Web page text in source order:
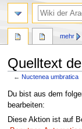
Quelltext
←Nuctenea umbratica
Zur
Navigation
springen
Zur
Suche
springen
Du bist aus dem
bearbeiten:
Diese Aktion ist auf
mehr